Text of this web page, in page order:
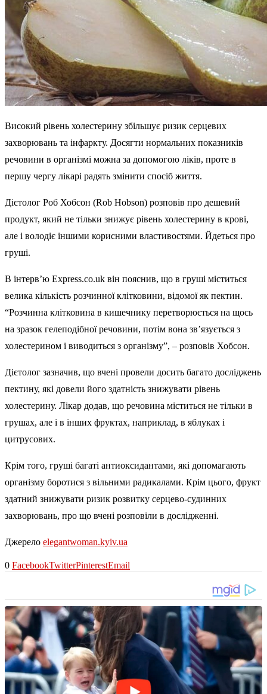
Високий рівень холестерину збільшує ризик серцевих
захворювань та інфаркту. Досягти нормальних показників
речовини в організмі можна за допомогою ліків, проте в
першу чергу лікарі радять змінити спосіб життя.
Дієтолог Роб Хобсон (Rob Hobson) розповів про дешевий
продукт, який не тільки знижує рівень холестерину в крові,
але і володіє іншими корисними властивостями. Йдеться про
груші.
В інтерв’ю Express.co.uk він пояснив, що в груші міститься
велика кількість розчинної клітковини, відомої як пектин.
“Розчинна клітковина в кишечнику перетворюється на щось
на зразок гелеподібної речовини, потім вона зв’язується з
холестерином і виводиться з організму”, – розповів Хобсон.
Дієтолог зазначив, що вчені провели досить багато досліджень
пектину, які довели його здатність знижувати рівень
холестерину. Лікар додав, що речовина міститься не тільки в
грушах, але і в інших фруктах, наприклад, в яблуках і
цитрусових.
Крім того, груші багаті антиоксидантами, які допомагають
організму боротися з вільними радикалами. Крім цього, фрукт
здатний знижувати ризик розвитку серцево-судинних
захворювань, про що вчені розповіли в дослідженні.
Джерело elegantwoman.kyiv.ua
0 FacebookTwitterPinterestEmail